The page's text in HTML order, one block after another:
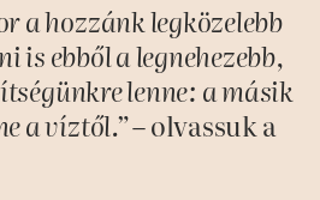
a hozzánk legközelebb
is ebből a legnehezebb,
lenne: a másik
a víztől.”– olvassuk a